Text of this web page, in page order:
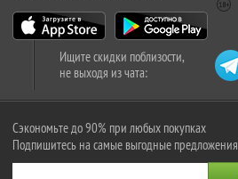
Ищите скидки поблизости,
не выходя из чата:
Сэкономьте до 90% при любых покупках
Подпишитесь на самые выгодные предложения